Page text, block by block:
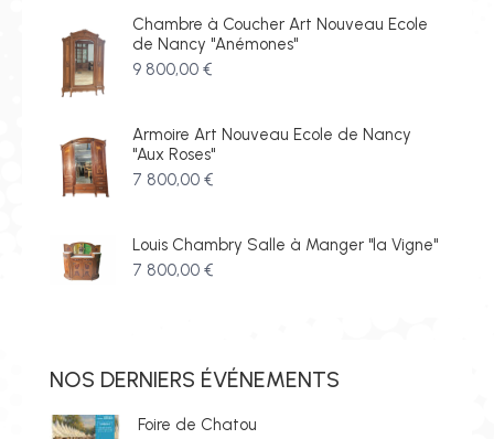
Chambre à Coucher Art Nouveau Ecole
de Nancy "Anémones"
9 800,00 €
Armoire Art Nouveau Ecole de Nancy
"Aux Roses"
7 800,00 €
Louis Chambry Salle à Manger "la Vigne"
7 800,00 €
NOS DERNIERS ÉVÉNEMENTS
Foire de Chatou